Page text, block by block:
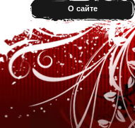
О сайте